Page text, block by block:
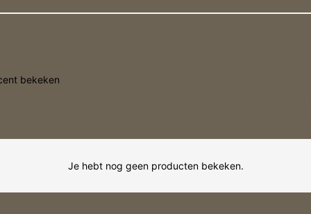
bekeken
Je hebt nog geen producten bekeken.